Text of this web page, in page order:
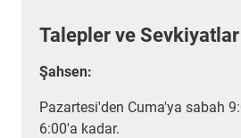
Talepler ve Sevkiyatlar
Şahsen:
Pazartesi'den Cuma'ya sabah
6:00'a kadar.